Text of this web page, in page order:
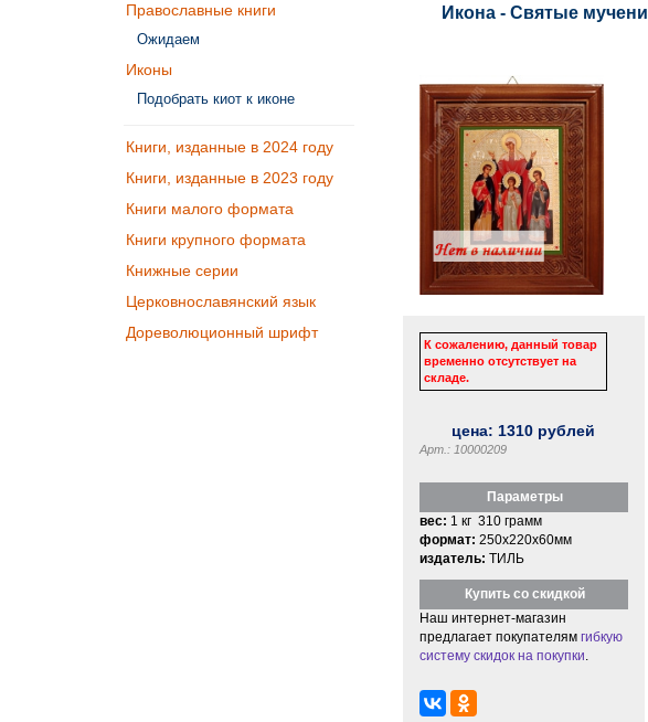
Православные книги
Ожидаем
Иконы
Подобрать киот к иконе
Книги, изданные в 2024 году
Книги, изданные в 2023 году
Книги малого формата
Книги крупного формата
Книжные серии
Церковнославянский язык
Дореволюционный шрифт
Икона - Святые
К сожалению, данный товар
временно отсутствует на
складе.
цена: 1310 рублей
Арт.: 10000209
Параметры
вес: 1 кг 310 грамм
формат: 250x220x60мм
издатель: ТИЛЬ
Купить со скидкой
Наш интернет-магазин
предлагает покупателям гибкую
систему скидок на покупки